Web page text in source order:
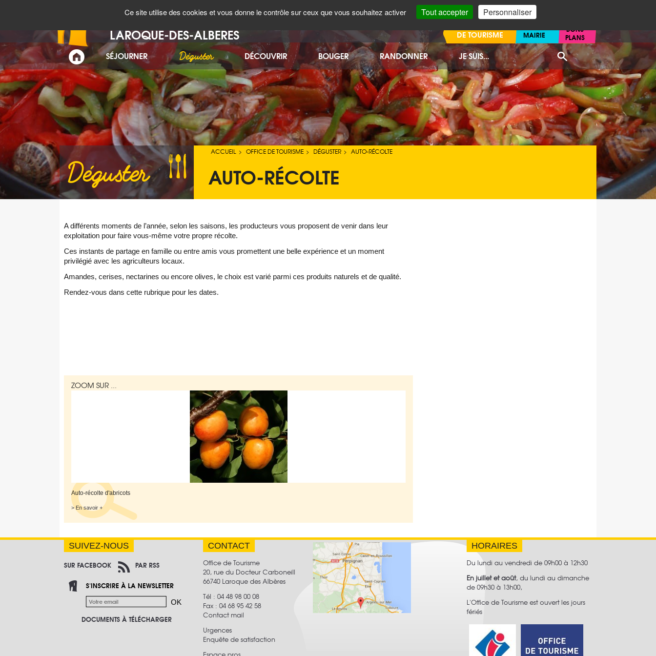
MÉTÉO AGENDA
INTERACTIVE
FORUM CÔTÉ PRATIQUE ENGLISH
LAROQUE-DES-ALBÈRES DE TOURISME MAIRIE
BONS
PLANS
ACCUEIL
SÉJOURNER Déguster DÉCOUVRIR BOUGER RANDONNER JE SUIS... Recherche
Déguster
ACCUEIL > OFFICE DE TOURISME > DÉGUSTER > AUTO-RÉCOLTE
AUTO-RÉCOLTE
A différents moments de l’année, selon les saisons, les producteurs vous proposent de venir dans leur
exploitation pour faire vous-même votre propre récolte.
Ces instants de partage en famille ou entre amis vous promettent une belle expérience et un moment
privilégié avec les agriculteurs locaux.
Amandes, cerises, nectarines ou encore olives, le choix est varié parmi ces produits naturels et de qualité.
Rendez-vous dans cette rubrique pour les dates.
ZOOM SUR ...
Auto-récolte d'abricots
> En savoir +
SUIVEZ-NOUS
SUR FACEBOOK
PAR RSS
S'INSCRIRE À LA NEWSLETTER
DOCUMENTS À TÉLÉCHARGER
CONTACT
Office de Tourisme
20, rue du Docteur Carboneill
66740 Laroque des Albères
Tél : 04 48 98 00 08
Fax : 04 68 95 42 58
Contact mail
Urgences
Enquête de satisfaction
HORAIRES
Du lundi au vendredi de 09h00 à 12h30
En juillet et août, du lundi au dimanche
de 09h30 à 13h00,
L'Office de Tourisme est ouvert les jours
fériés
Ce site utilise des cookies et vous donne le contrôle sur ceux que vous souhaitez activer Tout accepter Personnaliser